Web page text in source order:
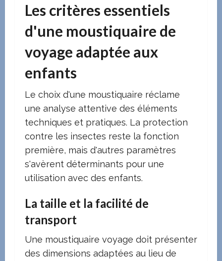
Les critères essentiels
d'une moustiquaire de
voyage adaptée aux
enfants
Le choix d'une moustiquaire réclame
une analyse attentive des éléments
techniques et pratiques. La protection
contre les insectes reste la fonction
première, mais d'autres paramètres
s'avèrent déterminants pour une
utilisation avec des enfants.
La taille et la facilité de
transport
Une moustiquaire voyage doit présenter
des dimensions adaptées au lieu de